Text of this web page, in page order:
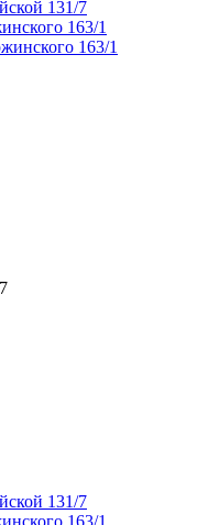
131/7
163/1
163/1
131/7
163/1